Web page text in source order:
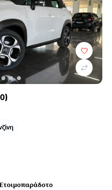
Ετοιμοπαράδοτο